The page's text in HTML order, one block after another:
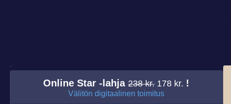
Online Star -lahja238 kr. 178 kr. !
Välitön digitaalinen toimitus